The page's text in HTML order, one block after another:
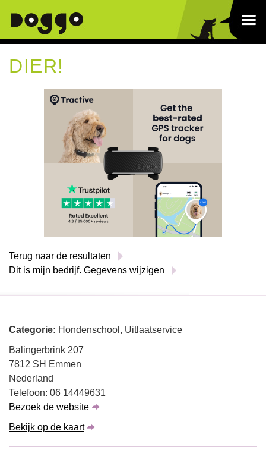
DIER!
Terug naar de resultaten
Dit is mijn bedrijf. Gegevens wijzigen
Categorie: Hondenschool, Uitlaatservice
Balingerbrink 207
7812 SH Emmen
Nederland
Telefoon: 06 14449631
Bezoek de website
Bekijk op de kaart